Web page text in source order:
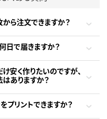
ら注文できますか？
日で届きますか？
安く作りたいのですが、
ありますか？
プリントできますか？